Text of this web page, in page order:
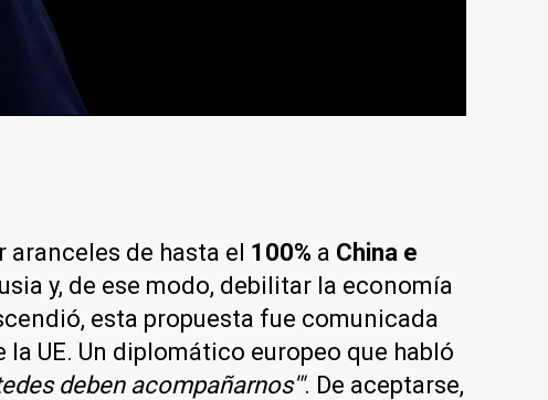
aranceles de hasta el 100% a China e
y, de ese modo, debilitar la economía
esta propuesta fue comunicada
UE. Un diplomático europeo que habló
deben acompañarnos'". De aceptarse,